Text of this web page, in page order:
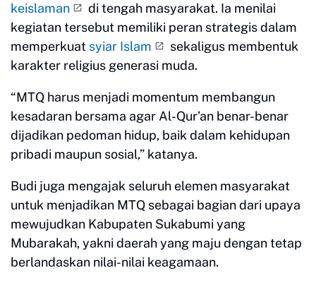
keislaman
di tengah masyarakat. Ia menilai
kegiatan tersebut memiliki peran strategis dalam
memperkuat syiar Islam
sekaligus membentuk
karakter religius generasi muda.
“MTQ harus menjadi momentum membangun
kesadaran bersama agar Al-Qur’an benar-benar
dijadikan pedoman hidup, baik dalam kehidupan
pribadi maupun sosial,” katanya.
Budi juga mengajak seluruh elemen masyarakat
untuk menjadikan MTQ sebagai bagian dari upaya
mewujudkan Kabupaten Sukabumi yang
Mubarakah, yakni daerah yang maju dengan tetap
berlandaskan nilai-nilai keagamaan.